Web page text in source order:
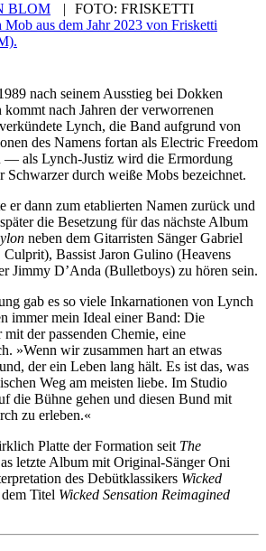
BLOM | FOTO: FRISKETTI
nach seinem Ausstieg bei Dokken
nach Jahren der verworrenen
Lynch, die Band aufgrund von
des Namens fortan als Electric Freedom
— als Lynch-Justiz wird die Ermordung
durch weiße Mobs bezeichnet.
er dann zum etablierten Namen zurück und
die Besetzung für das nächste Album
neben dem Gitarristen Sänger Gabriel
Bassist Jaron Gulino (Heavens
Jimmy D’Anda (Bulletboys) zu hören sein.
gab es so viele Inkarnationen von Lynch
immer mein Ideal einer Band: Die
der passenden Chemie, eine
»Wenn wir zusammen hart an etwas
der ein Leben lang hält. Es ist das, was
Weg am meisten liebe. Im Studio
die Bühne gehen und diesen Bund mit
zu erleben.«
Platte der Formation seit The
letzte Album mit Original-Sänger Oni
des Debütklassikers Wicked
Titel Wicked Sensation Reimagined